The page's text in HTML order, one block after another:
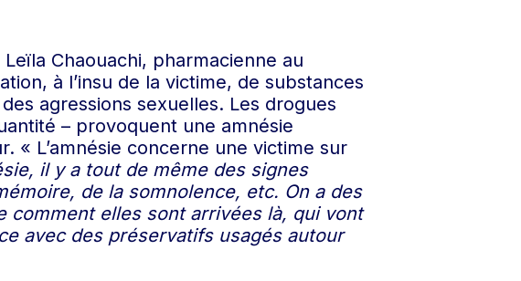
Chaouachi, pharmacienne au
à l’insu de la victime, de substances
agressions sexuelles. Les drogues
– provoquent une amnésie
« L’amnésie concerne une victime sur
il y a tout de même des signes
de la somnolence, etc. On a des
comment elles sont arrivées là, qui vont
avec des préservatifs usagés autour